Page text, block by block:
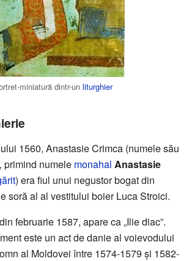
miniatură dintr-un liturghier
1560, Anastasie Crimca (numele său
, primind numele monahal Anastasie
) era fiul unui negustor bogat din
soră al al vestitului boier Luca Stroici.
februarie 1587, apare ca „Ilie diac”.
este un act de danie al voievodului
al Moldovei între 1574-1579 și 1582-